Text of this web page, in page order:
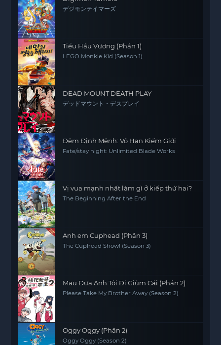
デジモンテイマーズ
Tiểu Hầu Vương (Phần 1)
LEGO Monkie Kid (Season 1)
DEAD MOUNT DEATH PLAY
デッドマウント・デスプレイ
Đêm Định Mệnh: Vô Hạn Kiếm Giới
Fate/stay night: Unlimited Blade Works
Vị vua mạnh nhất làm gì ở kiếp thứ hai?
The Beginning After the End
Anh em Cuphead (Phần 3)
The Cuphead Show! (Season 3)
Mau Đưa Anh Tôi Đi Giùm Cái (Phần 2)
Please Take My Brother Away (Season 2)
Oggy Oggy (Phần 2)
Oggy Oggy (Season 2)